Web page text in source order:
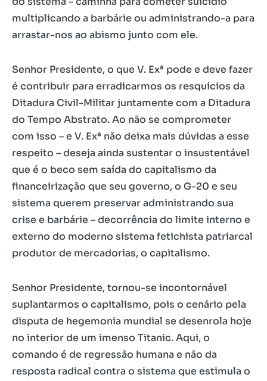
multiplicando a barbárie ou administrando-a para
arrastar-nos ao abismo junto com ele.
Senhor Presidente, o que V. Exª pode e deve fazer
é contribuir para erradicarmos os resquícios da
Ditadura Civil-Militar juntamente com a Ditadura
do Tempo Abstrato. Ao não se comprometer
com isso – e V. Exª não deixa mais dúvidas a esse
respeito – deseja ainda sustentar o insustentável
que é o beco sem saída do capitalismo da
financeirização que seu governo, o G-20 e seu
sistema querem preservar administrando sua
crise e barbárie – decorrência do limite interno e
externo do moderno sistema fetichista patriarcal
produtor de mercadorias, o capitalismo.
Senhor Presidente, tornou-se incontornável
suplantarmos o capitalismo, pois o cenário pela
disputa de hegemonia mundial se desenrola hoje
no interior de um imenso Titanic. Aqui, o
comando é de regressão humana e não da
resposta radical contra o sistema que estimula o